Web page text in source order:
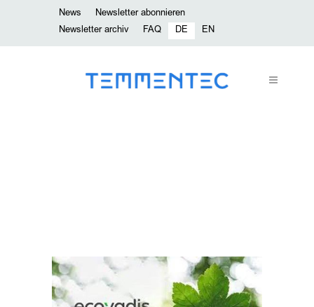
News
Newsletter abonnieren
Newsletter archiv
FAQ DE EN